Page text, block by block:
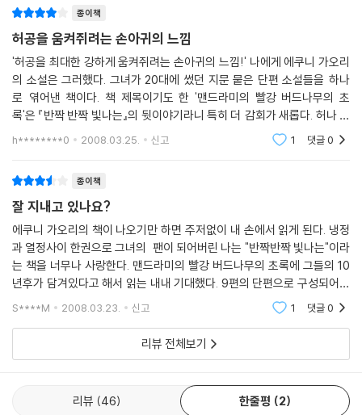
금은 헤어져 곤과 내 남동생이 사귀고 있다. 나는 남편(겐고)과 이혼하고
자 아키도 있다. 우리들은 가끔 ‘기묘한 살롱’에 모여 맨드라미를 구경하고
버드나무의 초록을 즐긴다.
기묘한 장소
구니에, 가즈코, 미미코.. 비슷한 나이로 보이는 세 여자는 일 년에 한 번씩
만나 늘 가던 프랑스 요리점에서 점심을 먹는다. 그녀들은 식사를 하면서
기를 나누고, 요즘의 기묘한 일에 대해 방관자로서의 관심을 이야기한다.
그러고 나서 신나게 장보기에 나선다. 웃고 떠들며 장보기를 끝내고 세 여
인은 각자 택시를 나눠 타고 저마다의 장소로 돌아간다. 산더미 같은 식료
품을 품에 안고서. 세상이라는 이 기묘한 장소에서 새로운 한 해를 다시 살
아내기 위하여.
종이책
허공을 움켜쥐려는 손아귀의 느낌
'허공을 최대한 강하게 움켜쥐려는 손아귀의 느낌!' 나에게 에쿠니 가오리
의 소설은 그러했다. 그녀가 20대에 썼던 지문 뭍은 단편 소설들을 하나
로 엮어낸 책이다. 책 제목이기도 한 '맨드라미의 빨강 버드나무의 초
록'은 『반짝 반짝 빛나는』의 뒷이야기라니 특히 더 감회가 새롭다. 허나 그
재미있게 읽었던 책마저 주요 내용조차 나의 얇은 기억 속에서 희미해진터
h********0 2008.03.25. 신고 1 댓글0
종이책
잘 지내고 있나요?
에쿠니 가오리의 책이 나오기만 하면 주저없이 내 손에서 읽게 된다. 냉정
과 열정사이 한권으로 그녀의 팬이 되어버린 나는 "반짝반짝 빛나는"이라
는 책을 너무나 사랑한다. 맨드라미의 빨강 버드나무의 초록에 그들의 10
년후가 담겨있다고 해서 읽는 내내 기대했다. 9편의 단편으로 구성되어있
는 이 책은 뒤에 에쿠니가 얘기한대로 내 맘에도 몇편이 맘에 들었다. 일상
S****M 2008.03.23. 신고 1 댓글0
리뷰 전체보기
리뷰 46 한줄평 2